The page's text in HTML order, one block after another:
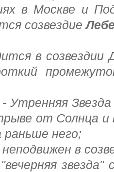
в Москве и
созвездие
в
Утренняя
от Солнца и
раньше него;
в
звезда"